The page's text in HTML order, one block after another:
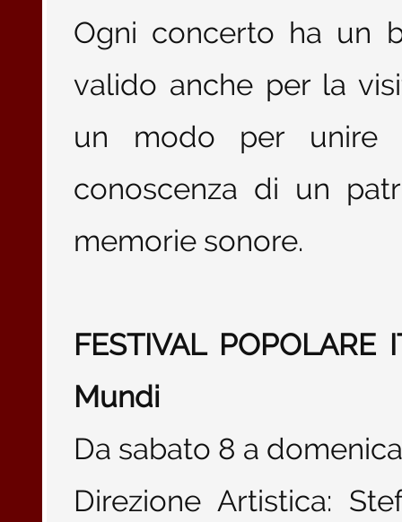
Ogni concerto ha un
valido anche per la
un modo per unire
conoscenza di un
memorie sonore.
FESTIVAL POPOLARE
Mundi
Da sabato 8 a
Direzione Artistica: